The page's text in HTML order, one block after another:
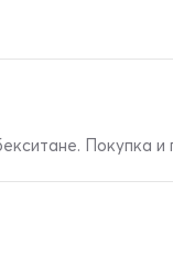
Покупка